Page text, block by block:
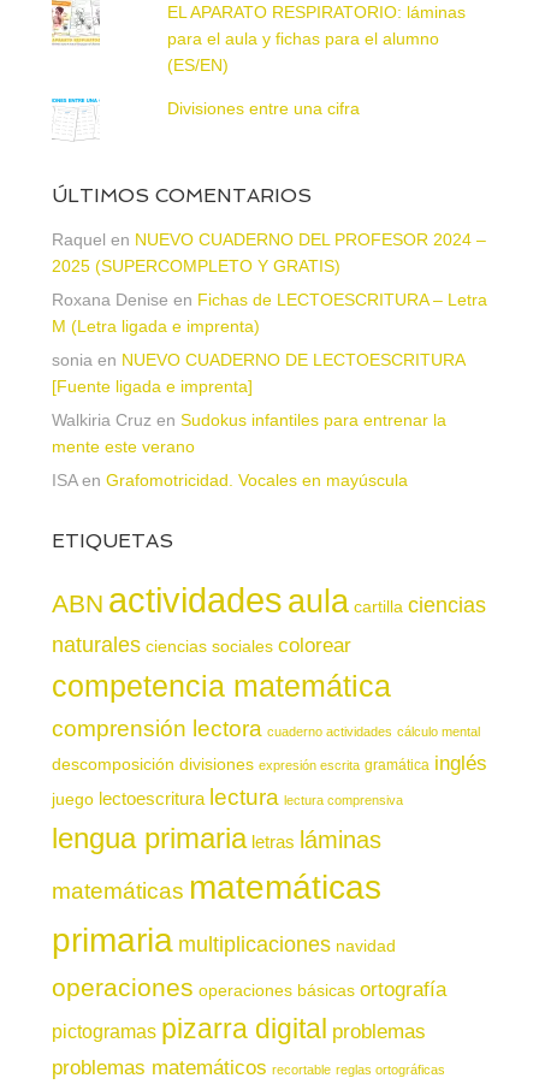
EL APARATO RESPIRATORIO: láminas
para el aula y fichas para el alumno
(ES/EN)
Divisiones entre una cifra
ÚLTIMOS COMENTARIOS
Raquel en NUEVO CUADERNO DEL PROFESOR 2024 –
2025 (SUPERCOMPLETO Y GRATIS)
Roxana Denise en Fichas de LECTOESCRITURA – Letra
M (Letra ligada e imprenta)
sonia en NUEVO CUADERNO DE LECTOESCRITURA
[Fuente ligada e imprenta]
Walkiria Cruz en Sudokus infantiles para entrenar la
mente este verano
ISAen Grafomotricidad. Vocales en mayúscula
ETIQUETAS
ABN actividadesaula cartilla ciencias
naturales ciencias sociales colorear
competencia matemática
comprensión lectora cuaderno actividades cálculo mental
descomposición divisiones expresión escrita gramática inglés
juego lectoescritura lectura lectura comprensiva
lengua primaria letras láminas
matemáticas matemáticas
primaria multiplicaciones navidad
operaciones operaciones básicas ortografía
pictogramas pizarra digital problemas
problemas matemáticos recortable reglas ortográficas